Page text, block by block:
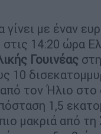
γίνει με έναν
14:20 ώρα
Γουινέας
10
τον Ήλιο
1,5
μακριά από τη